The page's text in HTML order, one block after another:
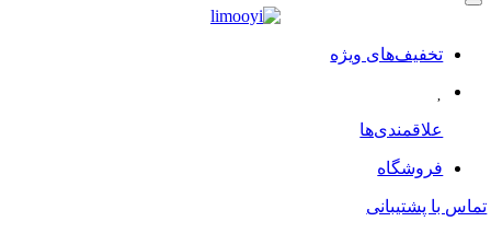
تخفیف‌های ویژه
علاقمندی‌ها
فروشگاه
تماس با پشتیبانی